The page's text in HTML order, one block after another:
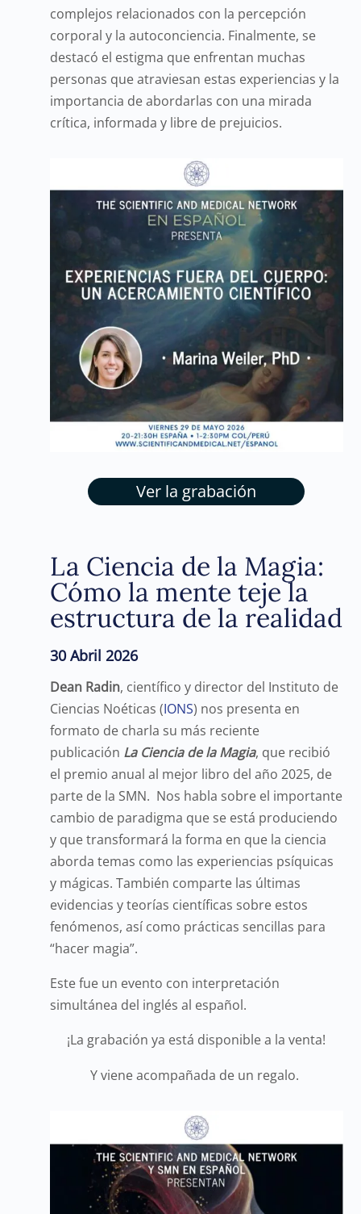
complejos relacionados con la percepción
corporal y la autoconciencia. Finalmente, se
destacó el estigma que enfrentan muchas
personas que atraviesan estas experiencias y la
importancia de abordarlas con una mirada
crítica, informada y libre de prejuicios.
Ver la grabación
La Ciencia de la Magia:
Cómo la mente teje la
estructura de la realidad
30 Abril 2026
Dean Radin, científico y director del Instituto de
Ciencias Noéticas (IONS) nos presenta en
formato de charla su más reciente
publicación La Ciencia de la Magia, que recibió
el premio anual al mejor libro del año 2025, de
parte de la SMN. Nos habla sobre el importante
cambio de paradigma que se está produciendo
y que transformará la forma en que la ciencia
aborda temas como las experiencias psíquicas
y mágicas. También comparte las últimas
evidencias y teorías científicas sobre estos
fenómenos, así como prácticas sencillas para
“hacer magia”.
Este fue un evento con interpretación
simultánea del inglés al español.
¡La grabación ya está disponible a la venta!
Y viene acompañada de un regalo.